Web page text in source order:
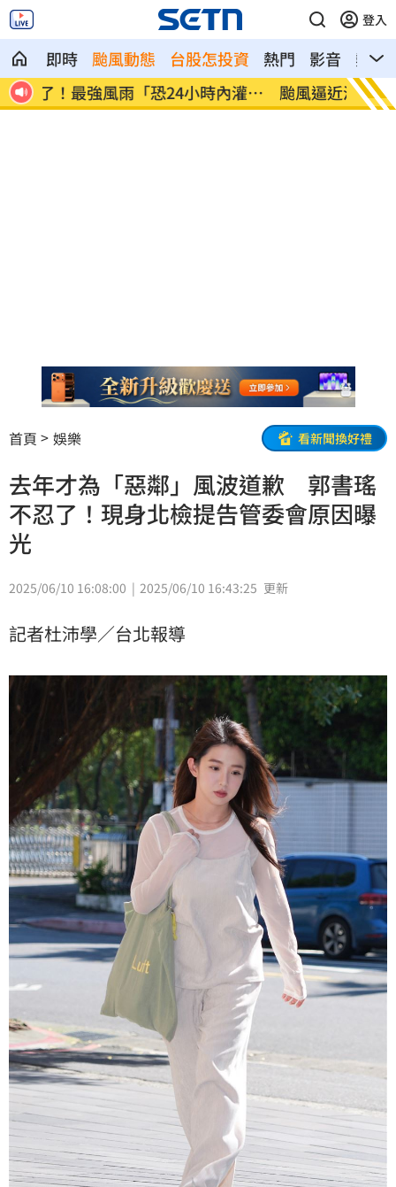
登入
即時 颱風動態 台股怎投資 熱門 影音
熱搜
颱風逼近淡水出現龍捲風？老樹連根拔起 佛心
首頁 娛樂 看新聞換好禮
去年才為「惡鄰」風波道歉 郭書瑤
不忍了！現身北檢提告管委會原因曝
光
2025/06/10 16:08:00 2025/06/10 16:43:25 更新
記者杜沛學／台北報導